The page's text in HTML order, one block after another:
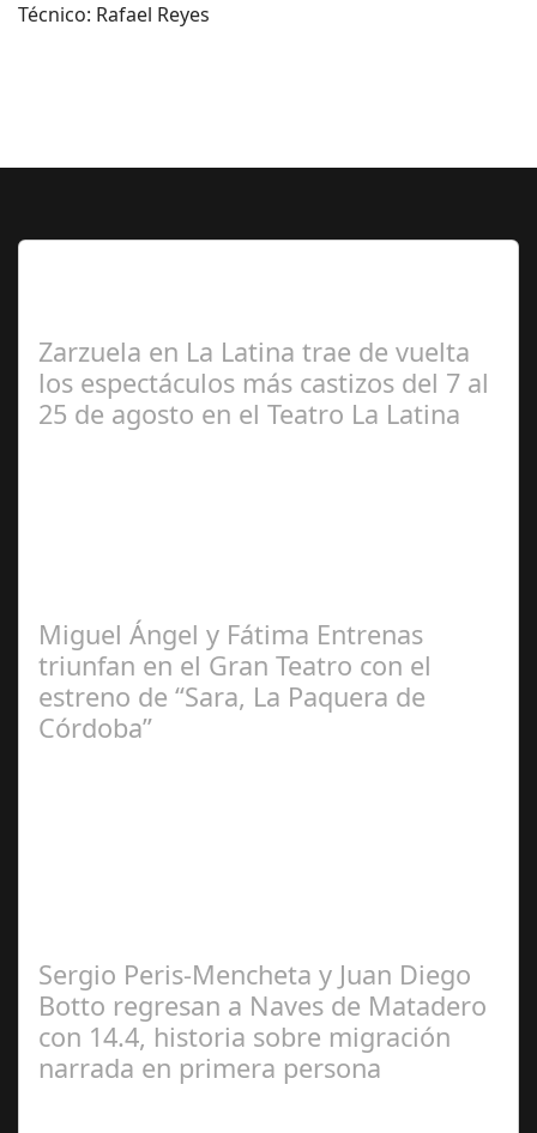
Técnico: Rafael Reyes
Zarzuela en La Latina trae de vuelta
los espectáculos más castizos del 7 al
25 de agosto en el Teatro La Latina
Miguel Ángel y Fátima Entrenas
triunfan en el Gran Teatro con el
estreno de “Sara, La Paquera de
Córdoba”
Sergio Peris-Mencheta y Juan Diego
Botto regresan a Naves de Matadero
con 14.4, historia sobre migración
narrada en primera persona